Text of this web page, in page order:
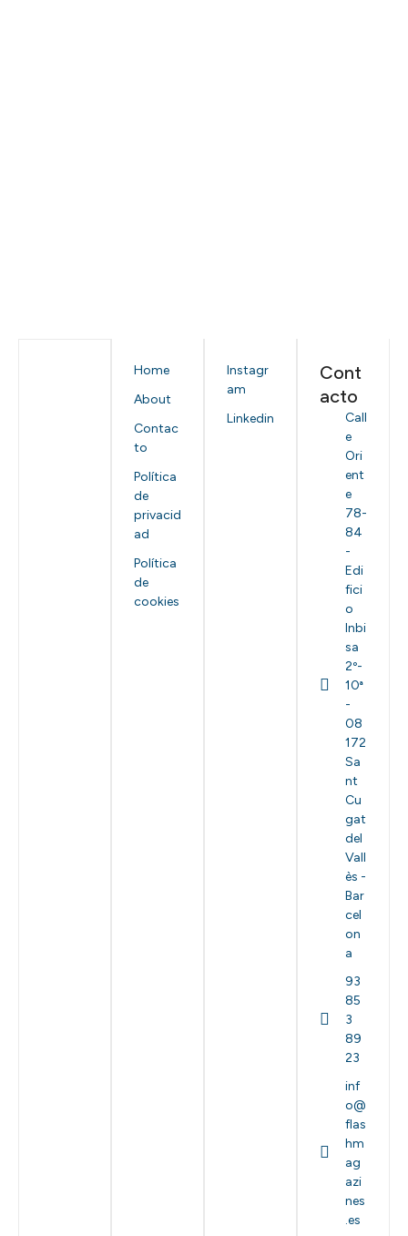
Home
About
Contac
to
Política
de
privacid
ad
Política
de
cookies
Instagr
am
Linkedin
Cont
acto
Call
e
Ori
ent
e
78-
84
-
Edi
fici
o
Inbi
sa
2º-
10ª
-
08
172
Sa
nt
Cu
gat
del
Vall
ès -
Bar
cel
on
a
93
85
3
89
23
inf
o@
flas
hm
ag
azi
nes
.es